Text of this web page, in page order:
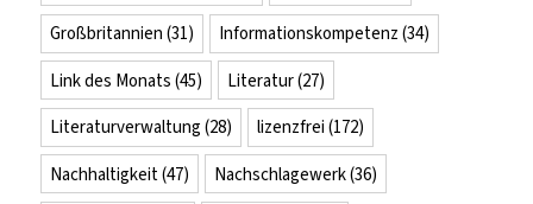
Großbritannien (31) Informationskompetenz (34)
Link des Monats (45) Literatur(27)
Literaturverwaltung (28) lizenzfrei (172)
Nachhaltigkeit(47) Nachschlagewerk(36)